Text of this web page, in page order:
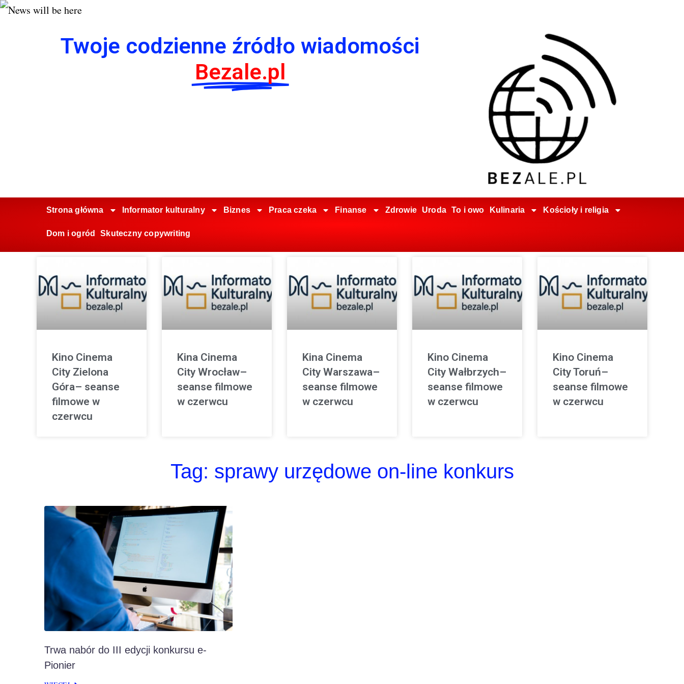
Twoje codzienne źródło wiadomości
Bezale.pl
Strona główna Informator kulturalny Biznes Praca czeka Finanse Zdrowie Uroda To i owo Kulinaria Kościoły i religia
Dom i ogród Skuteczny copywriting
Kino Cinema
City Zielona
Góra– seanse
filmowe w
czerwcu
Kina Cinema
City Wrocław–
seanse filmowe
w czerwcu
Kina Cinema
City Warszawa–
seanse filmowe
w czerwcu
Kino Cinema
City Wałbrzych–
seanse filmowe
w czerwcu
Kino Cinema
City Toruń–
seanse filmowe
w czerwcu
Tag: sprawy urzędowe on-line konkurs
Trwa nabór do III edycji konkursu e-
Pionier